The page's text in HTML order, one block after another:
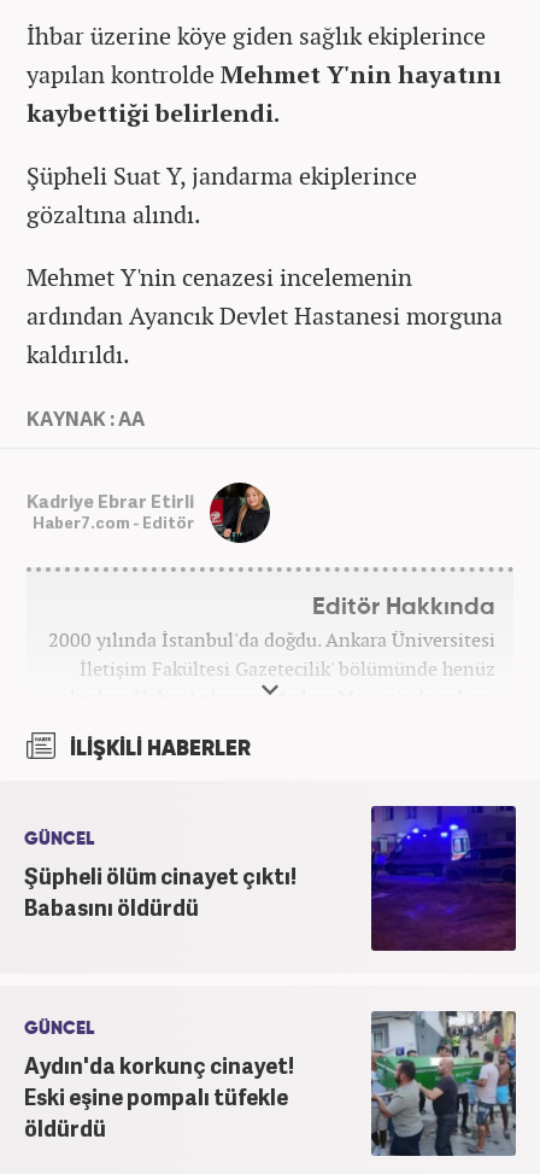
İhbar üzerine köye giden sağlık ekiplerince
yapılan kontrolde Mehmet Y'nin hayatını
kaybettiği belirlendi.
Şüpheli Suat Y, jandarma ekiplerince
gözaltına alındı.
Mehmet Y'nin cenazesi incelemenin
ardından Ayancık Devlet Hastanesi morguna
kaldırıldı.
KAYNAK : AA
Kadriye Ebrar Etirli
Haber7.com - Editör
Editör Hakkında
2000 yılında İstanbul'da doğdu. Ankara Üniversitesi
İletişim Fakültesi Gazetecilik' bölümünde henüz
okurken HaberAnkara ve AnkaraMasası'nda çalıştı.
2022 yılındaki mezuniyetinin ardından Beyaz TV'de
'Haber Editörü' pozisyonunda görev aldı. 2024
Editörü kariyerine devam etmektedir.
İLİŞKİLİ HABERLER
GÜNCEL
Şüpheli ölüm cinayet çıktı!
Babasını öldürdü
GÜNCEL
Aydın'da korkunç cinayet!
Eski eşine pompalı tüfekle
öldürdü